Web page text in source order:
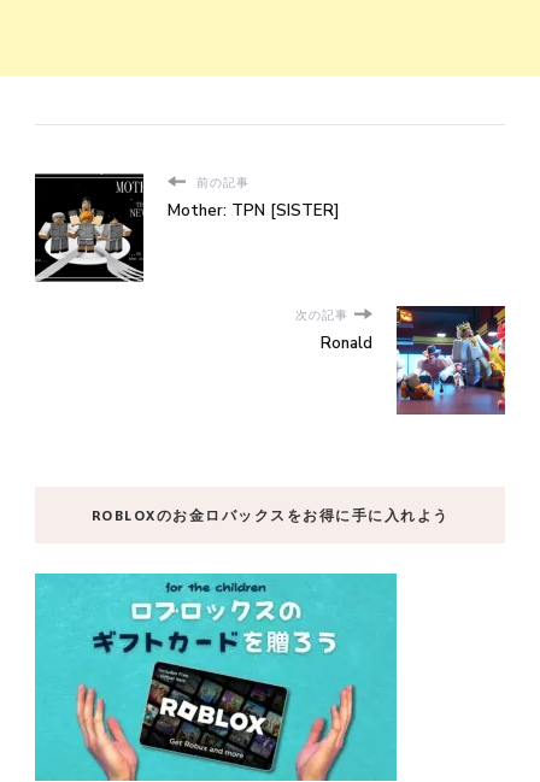
前の記事
Mother: TPN [SISTER]
次の記事
Ronald
ROBLOXのお金ロバックスをお得に手に入れよう